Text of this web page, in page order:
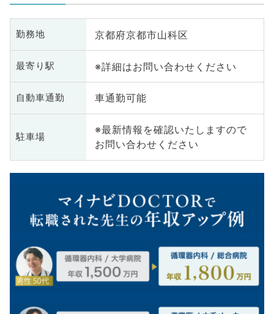
勤務地 京都府京都市山科区
最寄り駅 ※詳細はお問い合わせください
自動車通勤 車通勤可能
駐車場
※最新情報を確認いたしますので
お問い合わせください